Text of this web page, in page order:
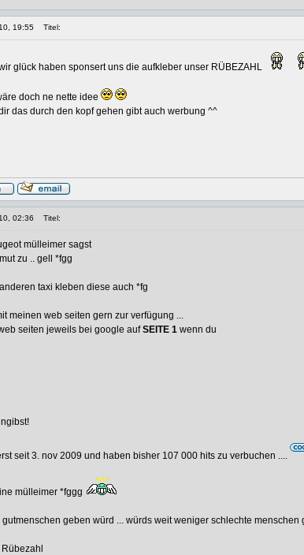
19:55 Titel:
glück haben sponsert uns die aufkleber unser RÜBEZAHL
doch ne nette idee
das durch den kopf gehen gibt auch werbung ^^
02:36 Titel:
mülleimer sagst
zu .. gell *fgg
taxi kleben diese auch *fg
meinen web seiten gern zur verfügung ...
seiten jeweils bei google aufSEITE 1 wenn du
seit 3. nov 2009 und haben bisher 107 000 hits zu verbuchen ....
mülleimer *fggg
geben würd ... würds weit weniger schlechte menschen